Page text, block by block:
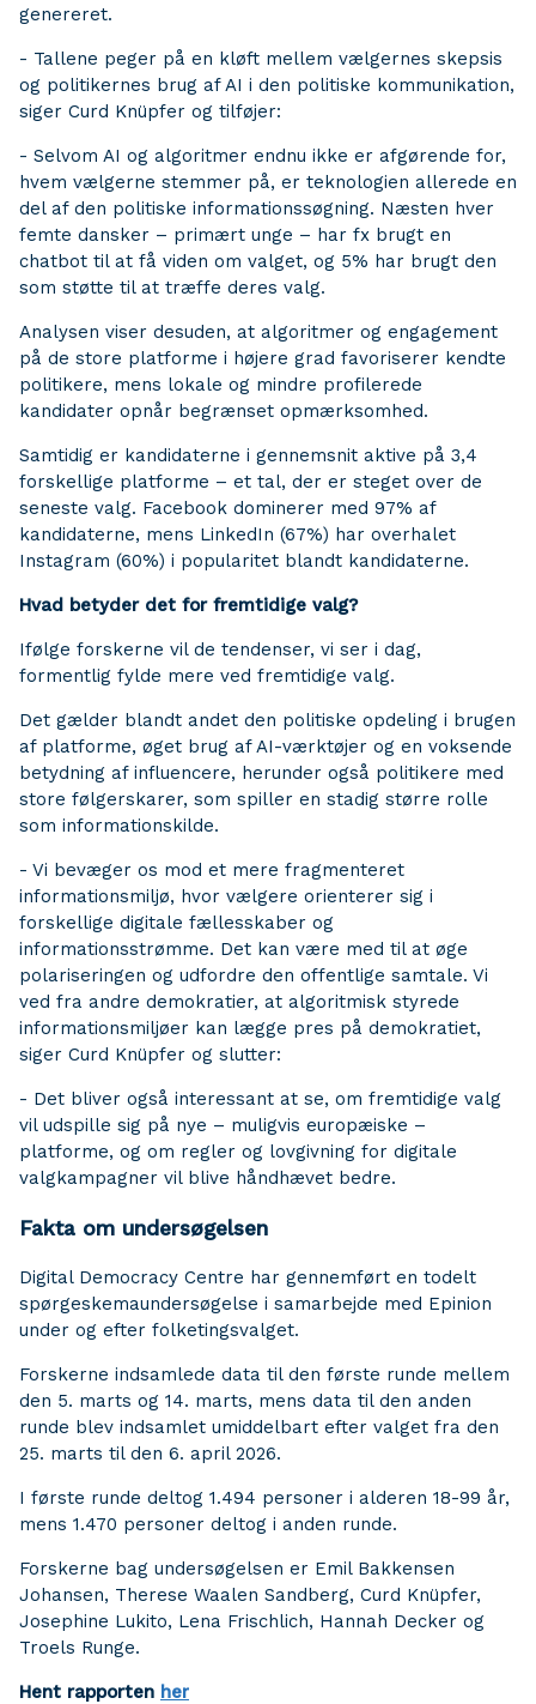
genereret.
- Tallene peger på en kløft mellem vælgernes skepsis
og politikernes brug af AI i den politiske kommunikation,
siger Curd Knüpfer og tilføjer:
- Selvom AI og algoritmer endnu ikke er afgørende for,
hvem vælgerne stemmer på, er teknologien allerede en
del af den politiske informationssøgning. Næsten hver
femte dansker – primært unge – har fx brugt en
chatbot til at få viden om valget, og 5% har brugt den
som støtte til at træffe deres valg.
Analysen viser desuden, at algoritmer og engagement
på de store platforme i højere grad favoriserer kendte
politikere, mens lokale og mindre profilerede
kandidater opnår begrænset opmærksomhed.
Samtidig er kandidaterne i gennemsnit aktive på 3,4
forskellige platforme – et tal, der er steget over de
seneste valg. Facebook dominerer med 97% af
kandidaterne, mens LinkedIn (67%) har overhalet
Instagram (60%) i popularitet blandt kandidaterne.
Hvad betyder det for fremtidige valg?
Ifølge forskerne vil de tendenser, vi ser i dag,
formentlig fylde mere ved fremtidige valg.
Det gælder blandt andet den politiske opdeling i brugen
af platforme, øget brug af AI-værktøjer og en voksende
betydning af influencere, herunder også politikere med
store følgerskarer, som spiller en stadig større rolle
som informationskilde.
- Vi bevæger os mod et mere fragmenteret
informationsmiljø, hvor vælgere orienterer sig i
forskellige digitale fællesskaber og
informationsstrømme. Det kan være med til at øge
polariseringen og udfordre den offentlige samtale. Vi
ved fra andre demokratier, at algoritmisk styrede
informationsmiljøer kan lægge pres på demokratiet,
siger Curd Knüpfer og slutter:
- Det bliver også interessant at se, om fremtidige valg
vil udspille sig på nye – muligvis europæiske –
platforme, og om regler og lovgivning for digitale
valgkampagner vil blive håndhævet bedre.
Fakta om undersøgelsen
Digital Democracy Centre har gennemført en todelt
spørgeskemaundersøgelse i samarbejde med Epinion
under og efter folketingsvalget.
Forskerne indsamlede data til den første runde mellem
den 5. marts og 14. marts, mens data til den anden
runde blev indsamlet umiddelbart efter valget fra den
25. marts til den 6. april 2026.
I første runde deltog 1.494 personer i alderen 18-99 år,
mens 1.470 personer deltog i anden runde.
Forskerne bag undersøgelsen er Emil Bakkensen
Johansen, Therese Waalen Sandberg, Curd Knüpfer,
Josephine Lukito, Lena Frischlich, Hannah Decker og
Troels Runge.
Hent rapporten her